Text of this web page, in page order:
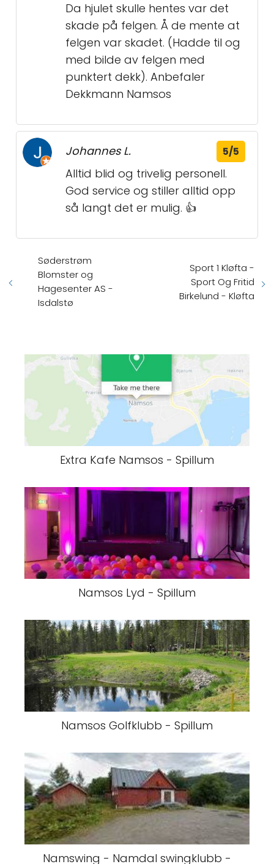
Da hjulet skulle hentes var det
skade på felgen. Å de mente at
felgen var skadet. (Hadde til og
med bilde av felgen med
punktert dekk). Anbefaler
Dekkmann Namsos
Johannes L. 5/5
Alltid blid og trivelig personell.
God service og stiller alltid opp
så langt det er mulig. 👍
Søderstrøm
Blomster og
Hagesenter AS -
Isdalstø
Sport 1 Kløfta -
Sport Og Fritid
Birkelund - Kløfta
Extra Kafe Namsos - Spillum
Namsos Lyd - Spillum
Namsos Golfklubb - Spillum
Namswing - Namdal swingklubb -